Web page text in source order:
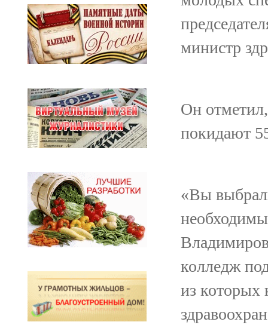
министр
Он
покидают
«Вы
колледж
из которых